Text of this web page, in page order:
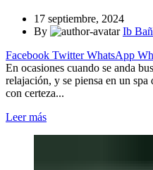
17 septiembre, 2024
By
Ib
Facebook Twitter WhatsApp
En ocasiones cuando se anda
relajación, y se piensa en un
con certeza...
Leer más